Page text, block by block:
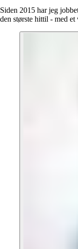
Siden 2015 har jeg
den største hittil - med